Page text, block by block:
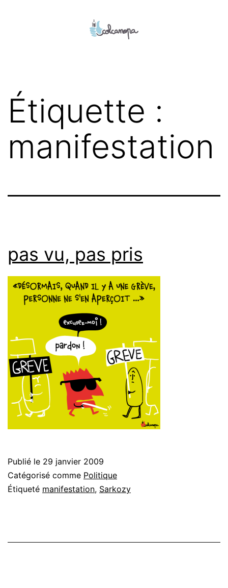
Étiquette :
manifestation
pas vu, pas pris
Publié le 29 janvier 2009
Catégorisé comme Politique
Étiqueté manifestation, Sarkozy